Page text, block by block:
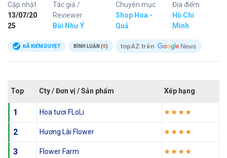
Cập nhật
13/07/20
25
Tác giả /
Reviewer
Bùi Như Ý
Chuyên mục
Shop Hoa -
Quả
Địa điểm
Hồ Chí
Minh
ĐÃ KIỂM DUYỆT BÌNH LUẬN (0) topAZ trên
Top Cty / Đơn vị / Sản phẩm Xếp hạng
1 Hoa tươi FLoLi
2 Hương Lài Flower
3 Flower Farm